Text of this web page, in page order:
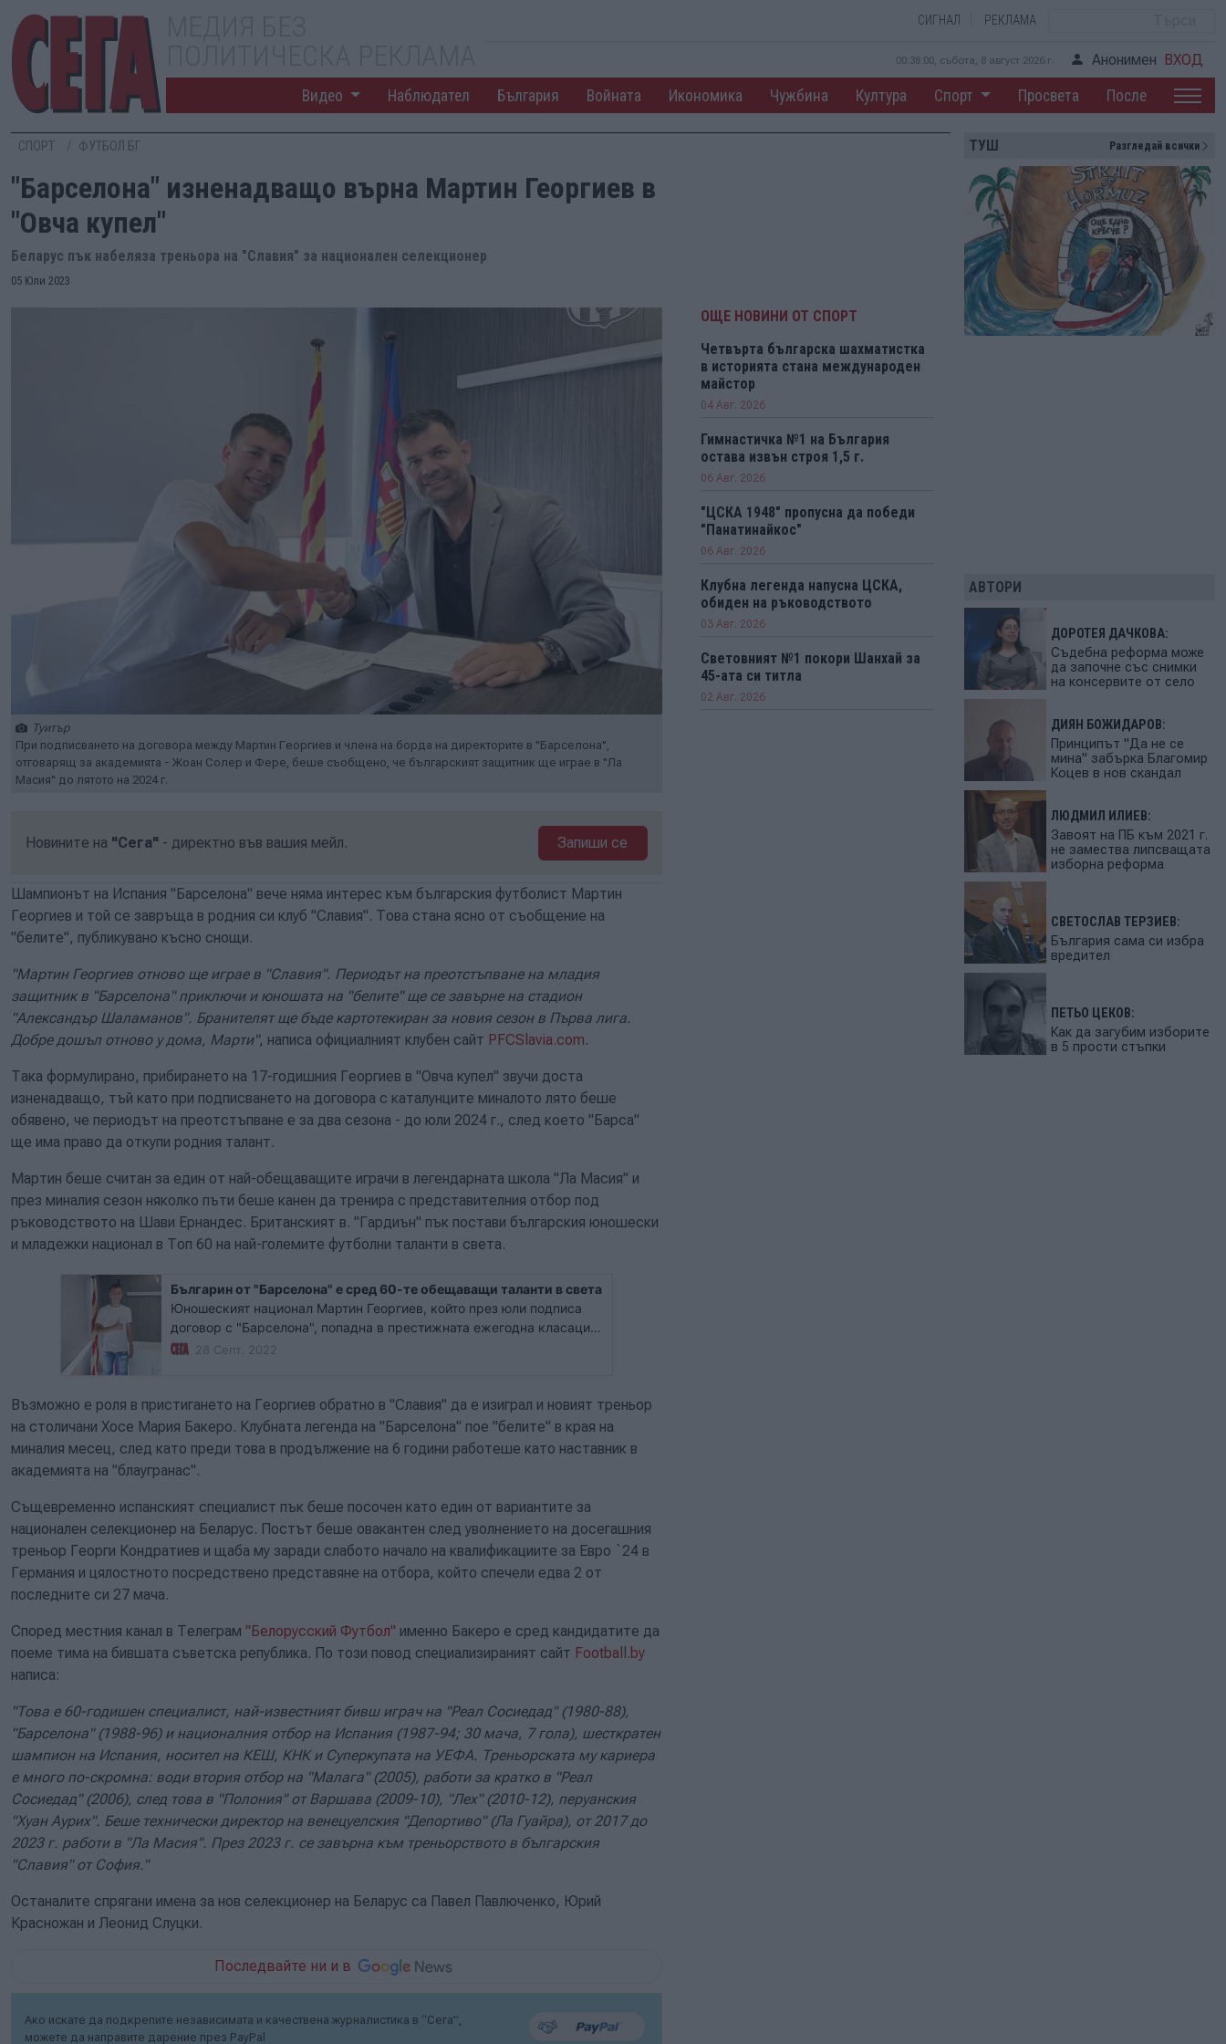
СИГНАЛ РЕКЛАМА
00:38:01, събота, 8 август 2026 г. Анонимен ВХОД
Видео Наблюдател България Войната Икономика Чужбина Култура Спорт Просвета После
СПОРТ ФУТБОЛ БГ
"Барселона" изненадващо върна Мартин Георгиев в
"Овча купел"
Беларус пък набеляза треньора на "Славия" за национален селекционер
05 Юли 2023
Туитър
При подписването на договора между Мартин Георгиев и члена на борда на директорите в "Барселона",
отговарящ за академията - Жоан Солер и Фере, беше съобщено, че българският защитник ще играе в "Ла
Масия" до лятото на 2024 г.
Новините на "Сега" - директно във вашия мейл. Запиши се
Шампионът на Испания "Барселона" вече няма интерес към българския футболист Мартин
Георгиев и той се завръща в родния си клуб "Славия". Това стана ясно от съобщение на
"белите", публикувано късно снощи.
"Мартин Георгиев отново ще играе в "Славия". Периодът на преотстъпване на младия
защитник в "Барселона" приключи и юношата на "белите" ще се завърне на стадион
"Александър Шаламанов". Бранителят ще бъде картотекиран за новия сезон в Първа лига.
Добре дошъл отново у дома, Марти", написа официалният клубен сайт PFCSlavia.com.
Така формулирано, прибирането на 17-годишния Георгиев в "Овча купел" звучи доста
изненадващо, тъй като при подписването на договора с каталунците миналото лято беше
обявено, че периодът на преотстъпване е за два сезона - до юли 2024 г., след което "Барса"
ще има право да откупи родния талант.
Мартин беше считан за един от най-обещаващите играчи в легендарната школа "Ла Масия" и
през миналия сезон няколко пъти беше канен да тренира с представителния отбор под
ръководството на Шави Ернандес. Британският в. "Гардиън" пък постави българския юношески
и младежки национал в Топ 60 на най-големите футболни таланти в света.
Българин от "Барселона" е сред 60-те обещаващи таланти в света
Юношеският национал Мартин Георгиев, който през юли подписа
договор с "Барселона", попадна в престижната ежегодна класация
на британския вестник "Гардиън" за 60-те най-обещаващи
28 Септ. 2022
Възможно е роля в пристигането на Георгиев обратно в "Славия" да е изиграл и новият треньор
на столичани Хосе Мария Бакеро. Клубната легенда на "Барселона" пое "белите" в края на
миналия месец, след като преди това в продължение на 6 години работеше като наставник в
академията на "блаугранас".
Същевременно испанският специалист пък беше посочен като един от вариантите за
национален селекционер на Беларус. Постът беше овакантен след уволнението на досегашния
треньор Георги Кондратиев и щаба му заради слабото начало на квалификациите за Евро `24 в
Германия и цялостното посредствено представяне на отбора, който спечели едва 2 от
последните си 27 мача.
Според местния канал в Телеграм "Белорусский Футбол" именно Бакеро е сред кандидатите да
поеме тима на бившата съветска република. По този повод специализираният сайт Football.by
написа:
"Това е 60-годишен специалист, най-известният бивш играч на "Реал Сосиедад" (1980-88),
"Барселона" (1988-96) и националния отбор на Испания (1987-94; 30 мача, 7 гола), шесткратен
шампион на Испания, носител на КЕШ, КНК и Суперкупата на УЕФА. Треньорската му кариера
е много по-скромна: води втория отбор на "Малага" (2005), работи за кратко в "Реал
Сосиедад" (2006), след това в "Полония" от Варшава (2009-10), "Лех" (2010-12), перуанския
"Хуан Аурих". Беше технически директор на венецуелския "Депортиво" (Ла Гуайра), от 2017 до
2023 г. работи в "Ла Масия". През 2023 г. се завърна към треньорството в българския
"Славия" от София."
Останалите спрягани имена за нов селекционер на Беларус са Павел Павлюченко, Юрий
Красножан и Леонид Слуцки.
Последвайте ни и в
Ако искате да подкрепите независимата и качествена журналистика в “Сега”,
можете да направите дарение през PayPal
ОЩЕ НОВИНИ ОТ СПОРТ
Четвърта българска шахматистка
в историята стана международен
майстор
04 Авг. 2026
Гимнастичка №1 на България
остава извън строя 1,5 г.
06 Авг. 2026
"ЦСКА 1948" пропусна да победи
"Панатинайкос"
06 Авг. 2026
Клубна легенда напусна ЦСКА,
обиден на ръководството
03 Авг. 2026
Световният №1 покори Шанхай за
45-ата си титла
02 Авг. 2026
ТУШ Разгледай всички
АВТОРИ
ДОРОТЕЯ ДАЧКОВА:
Съдебна реформа може
да започне със снимки
на консервите от село
ДИЯН БОЖИДАРОВ:
Принципът "Да не се
мина" забърка Благомир
Коцев в нов скандал
ЛЮДМИЛ ИЛИЕВ:
Завоят на ПБ към 2021 г.
не замества липсващата
изборна реформа
СВЕТОСЛАВ ТЕРЗИЕВ:
България сама си избра
вредител
ПЕТЬО ЦЕКОВ:
Как да загубим изборите
в 5 прости стъпки